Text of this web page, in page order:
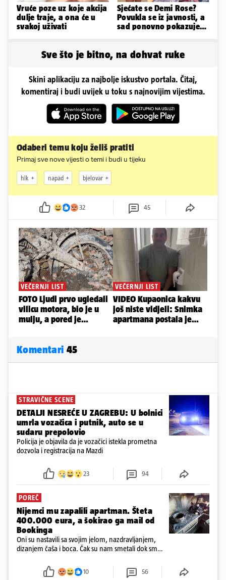
Vruće poze uz koje akcija
dulje traje, a ona će u
svakoj uživati
Sjećate se Demi Rose?
Povukla se iz javnosti, a
sad ponovno pokazuje
Sve što je bitno, na dohvat ruke
Skini aplikaciju za najbolje iskustvo portala. Čitaj,
komentiraj i budi uvijek u toku s najnovijim vijestima.
Odaberi temu koju želiš pratiti
Primaj sve nove vijesti o temi i budi u tijeku
hlk napad bjelovar
32 45
Komentari 45
STRAVIČNE SCENE
DETALJI NESREĆE U ZAGREBU: U bolnici
umrla vozačica i putnik, auto se u
sudaru prepolovio
Policija je objavila da je vozačici istekla prometna
dozvola i registracija na Mazdi
23 94
POREČ
Nijemci mu zapalili apartman. Šteta
400.000 eura, a šokirao ga mail od
Bookinga
Oni su nastavili sa svojim jelom, nazdravljanjem,
dizanjem čaša i boca. Čak su nam smetali dok smo
požar, rekao je vlasnik
10 56